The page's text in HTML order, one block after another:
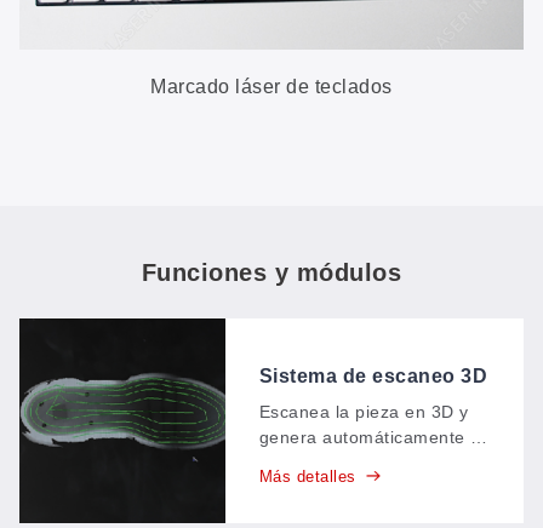
Marcado láser de teclados
Funciones y módulos
Sistema de escaneo 3D
(3DCCD)
Escanea la pieza en 3D y
genera automáticamente la
sin necesidad de editar
Más detalles